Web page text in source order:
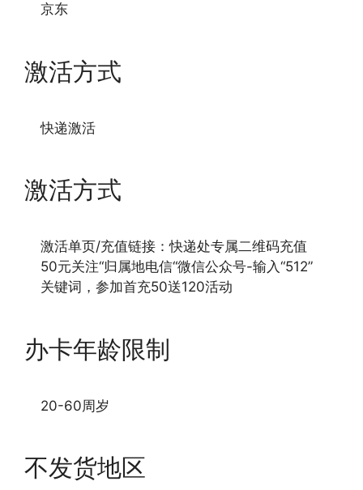
京东
激活方式
快递激活
激活方式
激活单页/充值链接：快递处专属二维码充值
50元关注“归属地电信“微信公众号-输入“512”
关键词，参加首充50送120活动
办卡年龄限制
20-60周岁
不发货地区